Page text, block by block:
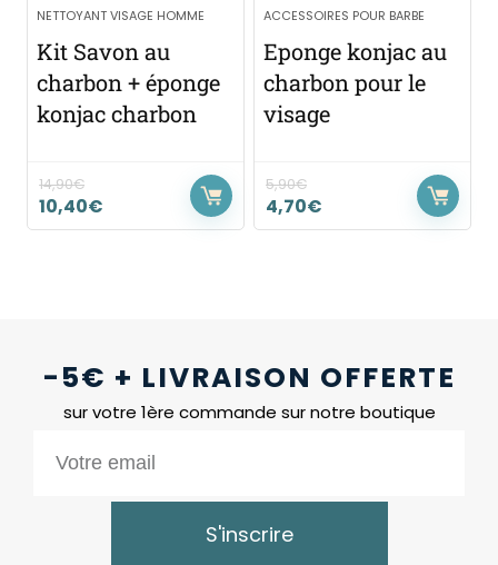
NETTOYANT VISAGE HOMME
Kit Savon au
charbon + éponge
konjac charbon
14,90€
10,40€
ACCESSOIRES POUR BARBE
Eponge konjac au
charbon pour le
visage
5,90€
4,70€
-5€ + LIVRAISON OFFERTE
sur votre 1ère commande sur notre boutique
S'inscrire